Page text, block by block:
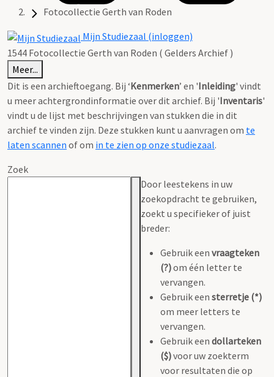
Fotocollectie Gerth van Roden
Mijn Studiezaal (inloggen)
1544 Fotocollectie Gerth van Roden ( Gelders Archief )
Meer...
Dit is een archieftoegang. Bij ‘Kenmerken’ en 'Inleiding' vindt
u meer achtergrondinformatie over dit archief. Bij 'Inventaris'
vindt u de lijst met beschrijvingen van stukken die in dit
archief te vinden zijn. Deze stukken kunt u aanvragen om te
laten scannen of om in te zien op onze studiezaal.
Zoek
Door leestekens in uw
zoekopdracht te gebruiken,
zoekt u specifieker of juist
breder:
Gebruik een vraagteken
(?)om één letter te
vervangen.
Gebruik een sterretje (*)
om meer letters te
vervangen.
Gebruik een dollarteken
($)voor uw zoekterm
voor resultaten die op